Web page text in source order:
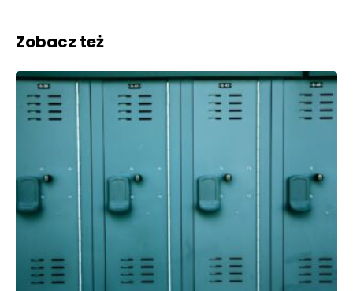
Zobacz też